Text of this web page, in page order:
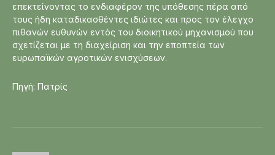
επεκτείνοντας το ενδιαφέρον της υπόθεσης πέρα από
τους ήδη καταδικασθέντες ιδιώτες και προς τον έλεγχο
πιθανών ευθυνών εντός του διοικητικού μηχανισμού που
σχετίζεται με τη διαχείριση και την εποπτεία των
ευρωπαϊκών αγροτικών ενισχύσεων.
Πηγή: Πατρίς